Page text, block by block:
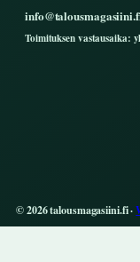
Toimituksen vastausaika:
© 2026 talousmagasiini.fi ·